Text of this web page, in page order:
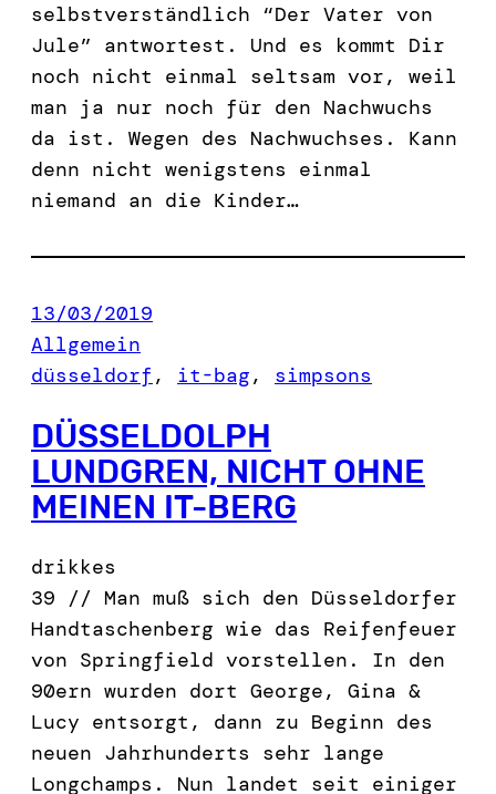
selbstverständlich “Der Vater von
Jule” antwortest. Und es kommt Dir
noch nicht einmal seltsam vor, weil
man ja nur noch für den Nachwuchs
da ist. Wegen des Nachwuchses. Kann
denn nicht wenigstens einmal
niemand an die Kinder…
13/03/2019
Allgemein
düsseldorf , it-bag, simpsons
DÜSSELDOLPH
LUNDGREN, NICHT OHNE
MEINEN IT-BERG
drikkes
39 // Man muß sich den Düsseldorfer
Handtaschenberg wie das Reifenfeuer
von Springfield vorstellen. In den
90ern wurden dort George, Gina &
Lucy entsorgt, dann zu Beginn des
neuen Jahrhunderts sehr lange
Longchamps. Nun landet seit einiger